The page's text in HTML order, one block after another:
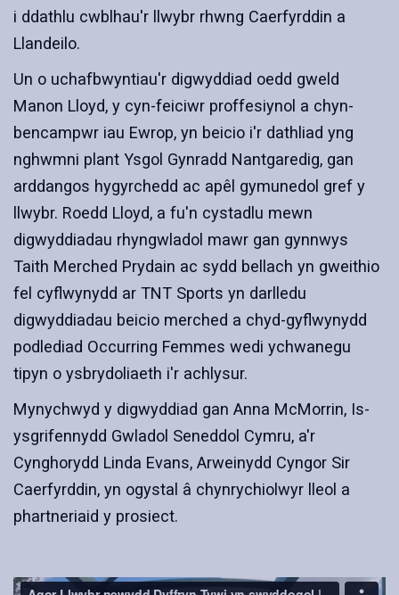
i ddathlu cwblhau'r llwybr rhwng Caerfyrddin a
Llandeilo.
Un o uchafbwyntiau'r digwyddiad oedd gweld
Manon Lloyd, y cyn-feiciwr proffesiynol a chyn-
bencampwr iau Ewrop, yn beicio i'r dathliad yng
nghwmni plant Ysgol Gynradd Nantgaredig, gan
arddangos hygyrchedd ac apêl gymunedol gref y
llwybr. Roedd Lloyd, a fu'n cystadlu mewn
digwyddiadau rhyngwladol mawr gan gynnwys
Taith Merched Prydain ac sydd bellach yn gweithio
fel cyflwynydd ar TNT Sports yn darlledu
digwyddiadau beicio merched a chyd-gyflwynydd
podlediad Occurring Femmes wedi ychwanegu
tipyn o ysbrydoliaeth i'r achlysur.
Mynychwyd y digwyddiad gan Anna McMorrin, Is-
ysgrifennydd Gwladol Seneddol Cymru, a'r
Cynghorydd Linda Evans, Arweinydd Cyngor Sir
Caerfyrddin, yn ogystal â chynrychiolwyr lleol a
phartneriaid y prosiect.